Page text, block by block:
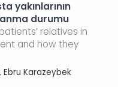
yakınlarının
durumu
relatives in
and how they
Karazeybek